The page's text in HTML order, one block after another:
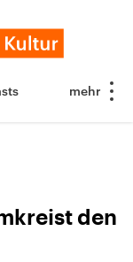
den